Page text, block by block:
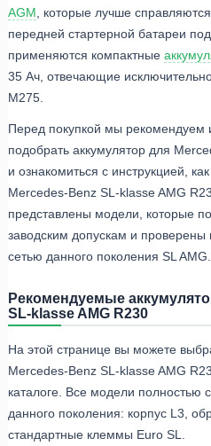
AGM , которые лучше
передней стартерной батареи
применяются компактные
35 Ач, отвечающие
M275.
Перед покупкой мы рекомендуем
подобрать аккумулятор для
и ознакомиться с инструкцией,
Mercedes-Benz SL-klasse AMG
представлены модели, которые
заводским допускам и проверены
сетью данного поколения SL AMG.
Рекомендуемые
SL-klasse AMG R230
На этой странице вы можете
Mercedes-Benz SL-klasse AMG
каталоге. Все модели полностью
данного поколения: корпус L3,
стандартные клеммы Euro SL.